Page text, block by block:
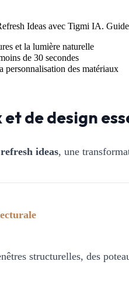
Ideas avec Tigmi IA.
et la lumière naturelle
de 30 secondes
personnalisation des matériaux
de design
ideas, une
structurelles, des